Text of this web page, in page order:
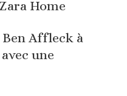
Home
Ben Affleck à
une